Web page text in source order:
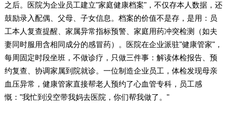
之后。医院为企业员工建立"家庭健康档案"，不仅存本人数据，还
鼓励录入配偶、父母、子女信息。档案的价值不是存，是用：员
工本人复查提醒、家属异常指标预警、家庭用药冲突检测（如夫
妻同时服用含相同成分的感冒药）。医院在企业派驻"健康管家"，
每周固定时段坐班，不做诊疗，只做三件事：解读体检报告、预
约复查、协调家属到院就诊。一位制造企业员工，体检发现母亲
血压异常，健康管家直接帮老人预约了心血管专科，员工感
慨："我忙到没空带我妈去医院，你们帮我做了。"